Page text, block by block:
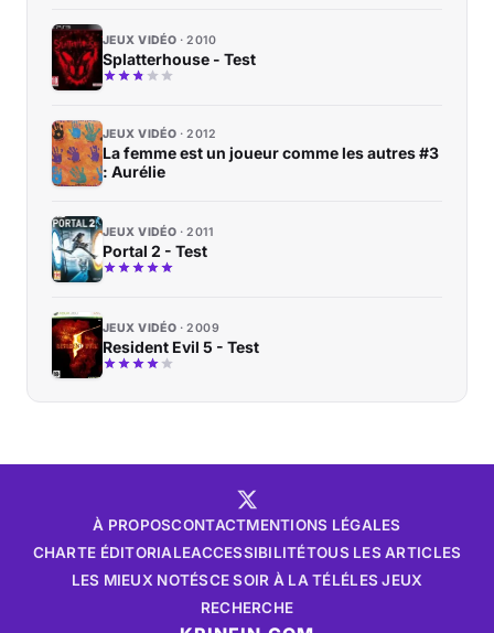
JEUX VIDÉO 2010
Splatterhouse - Test
JEUX VIDÉO 2012
La femme est un joueur comme les autres #3
: Aurélie
JEUX VIDÉO 2011
Portal 2 - Test
JEUX VIDÉO 2009
Resident Evil 5 - Test
À PROPOSCONTACTMENTIONS LÉGALES
CHARTE ÉDITORIALEACCESSIBILITÉTOUS LES ARTICLES
LES MIEUX NOTÉSCE SOIR À LA TÉLÉLES JEUX
RECHERCHE